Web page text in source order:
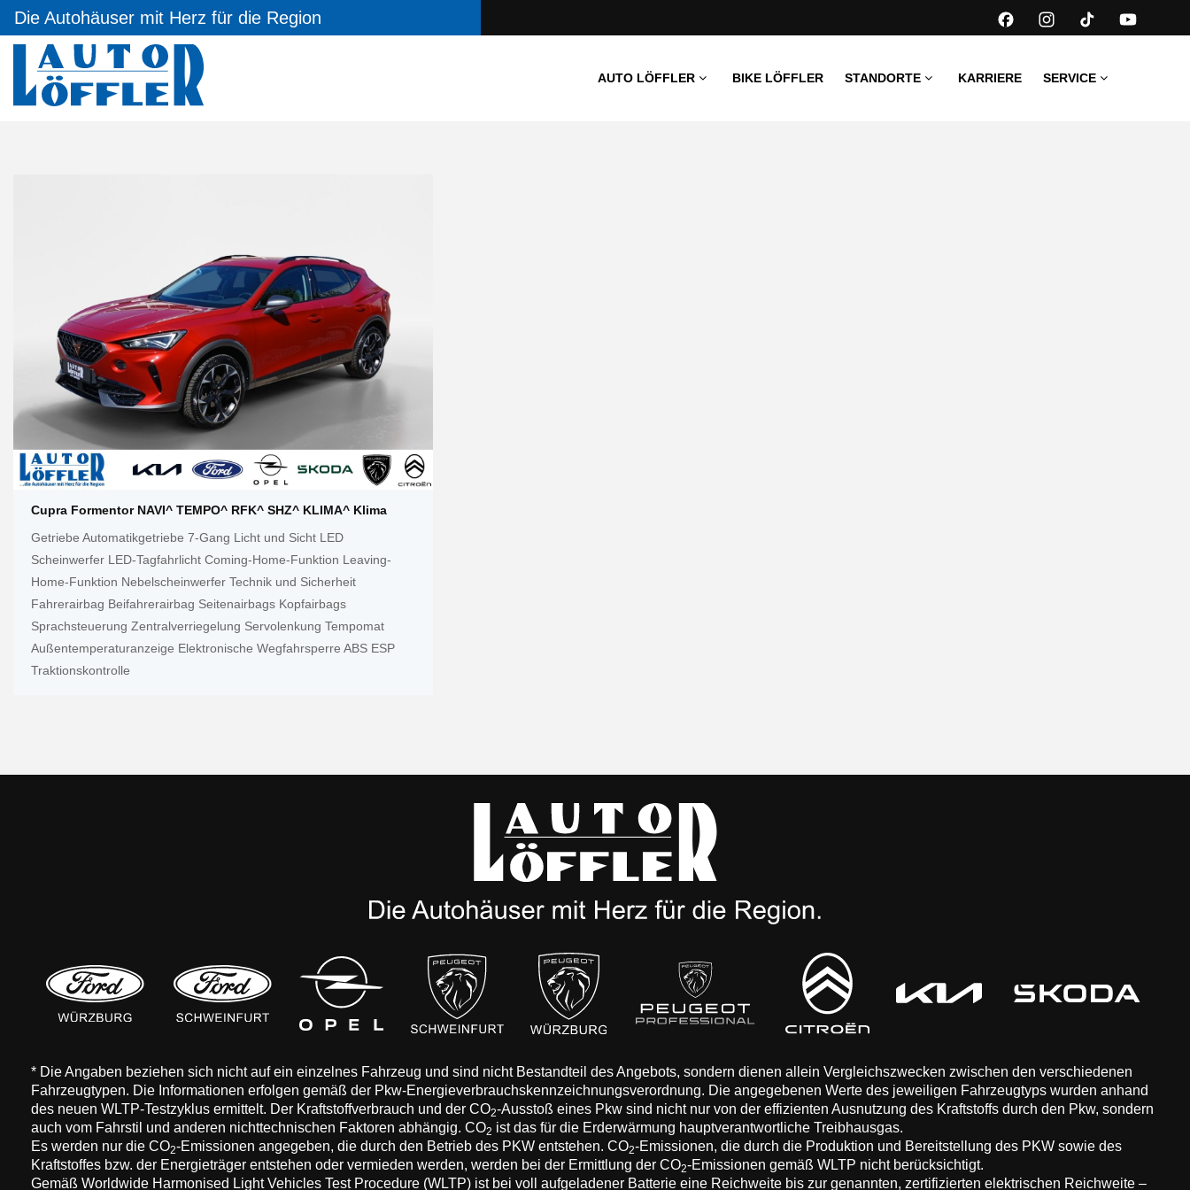
Die Autohäuser mit Herz für die Region
AUTO LÖFFLER BIKE LÖFFLER STANDORTE KARRIERE SERVICE
Cupra Formentor NAVI^ TEMPO^ RFK^ SHZ^ KLIMA^ Klima
Getriebe Automatikgetriebe 7-Gang Licht und Sicht LED
Scheinwerfer LED-Tagfahrlicht Coming-Home-Funktion Leaving-
Home-Funktion Nebelscheinwerfer Technik und Sicherheit
Fahrerairbag Beifahrerairbag Seitenairbags Kopfairbags
Sprachsteuerung Zentralverriegelung Servolenkung Tempomat
Außentemperaturanzeige Elektronische Wegfahrsperre ABS ESP
Traktionskontrolle
* Die Angaben beziehen sich nicht auf ein einzelnes Fahrzeug und sind nicht Bestandteil des Angebots, sondern dienen allein Vergleichszwecken zwischen den verschiedenen
Fahrzeugtypen. Die Informationen erfolgen gemäß der Pkw-Energieverbrauchskennzeichnungsverordnung. Die angegebenen Werte des jeweiligen Fahrzeugtyps wurden anhand
des neuen WLTP-Testzyklus ermittelt. Der Kraftstoffverbrauch und der CO2-Ausstoß eines Pkw sind nicht nur von der effizienten Ausnutzung des Kraftstoffs durch den Pkw, sondern
auch vom Fahrstil und anderen nichttechnischen Faktoren abhängig. CO2 ist das für die Erderwärmung hauptverantwortliche Treibhausgas.
Es werden nur die CO2-Emissionen angegeben, die durch den Betrieb des PKW entstehen. CO2-Emissionen, die durch die Produktion und Bereitstellung des PKW sowie des
Kraftstoffes bzw. der Energieträger entstehen oder vermieden werden, werden bei der Ermittlung der CO2-Emissionen gemäß WLTP nicht berücksichtigt.
Gemäß Worldwide Harmonised Light Vehicles Test Procedure (WLTP) ist bei voll aufgeladener Batterie eine Reichweite bis zur genannten, zertifizierten elektrischen Reichweite –